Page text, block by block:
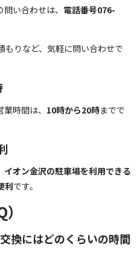
い合わせは、 電話番号076-
もりなど、気軽に問い合わせで
時間は、 10時から20時までで
イオン金沢の駐車場を利用できる
利です。
換にはどのくらいの時間